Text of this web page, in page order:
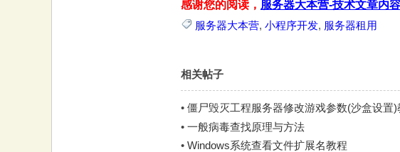
感谢您的阅读， 服务器大本营-技术文章内
服务器大本营, 小程序开发, 服务器租用
相关帖子
• 僵尸毁灭工程服务器修改游戏参数(沙盒设置)
• 一般病毒查找原理与方法
• Windows系统查看文件扩展名教程